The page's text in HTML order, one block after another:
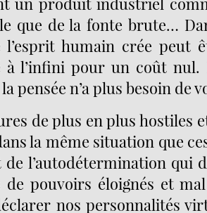
que de la fonte brute…
l’esprit humain crée peut
l’infini pour un coût nul.
pensée n’a plus besoin de
de plus en plus hostiles
la même situation que
l’autodétermination qui
de pouvoirs éloignés et
nos personnalités